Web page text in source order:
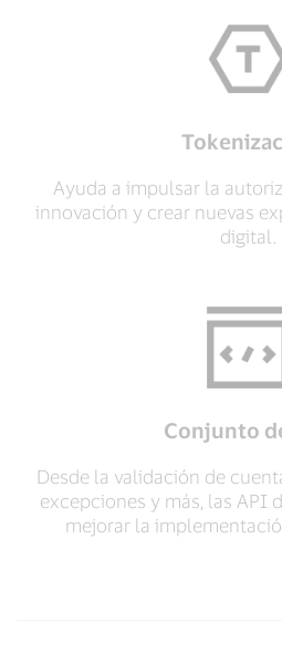
Ayuda a impulsar la
innovación y crear nuevas
digital.
Conjunto
Desde la validación de
excepciones y más, las API
mejorar la